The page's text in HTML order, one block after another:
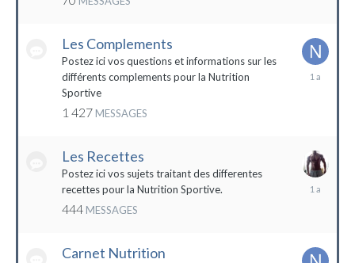
Les Complements
Postez ici vos questions et informations sur les
différents complements pour la Nutrition
Sportive
1 427 MESSAGES
Les Recettes
Postez ici vos sujets traitant des differentes
recettes pour la Nutrition Sportive.
444 MESSAGES
Carnet Nutrition